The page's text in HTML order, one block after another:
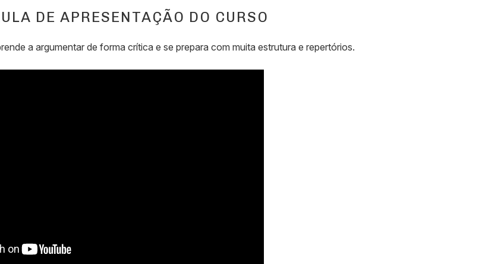
DE APRESENTAÇÃO DO CURSO
a argumentar de forma crítica e se prepara com muita estrutura e repertórios.